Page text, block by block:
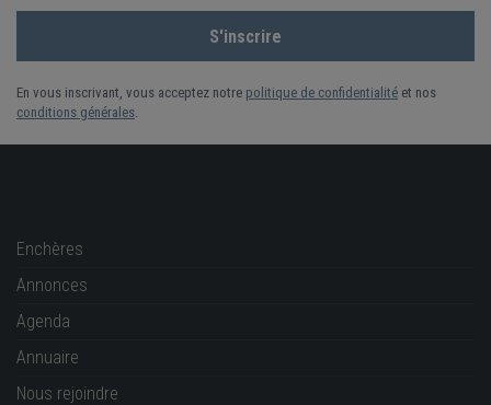
En vous inscrivant, vous acceptez notre politique de confidentialité et nos
conditions générales
Enchères
Annonces
Agenda
Annuaire
Nous rejoindre